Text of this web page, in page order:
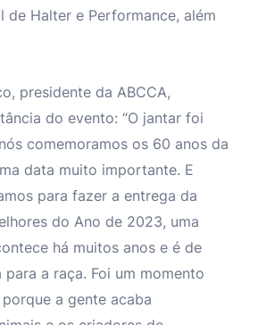
de Halter e Performance, além
presidente da ABCCA,
do evento: “O jantar foi
comemoramos os 60 anos da
data muito importante. E
para fazer a entrega da
do Ano de 2023, uma
há muitos anos e é de
a raça. Foi um momento
a gente acaba